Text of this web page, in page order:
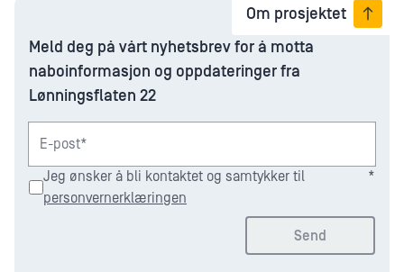
Om prosjektet
Meld deg på vårt nyhetsbrev for å motta
naboinformasjon og oppdateringer fra
Lønningsflaten 22
E-post*
Jeg ønsker å bli kontaktet og samtykker til
personvernerklæringen
*
Send